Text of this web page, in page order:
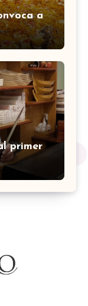
a
primer